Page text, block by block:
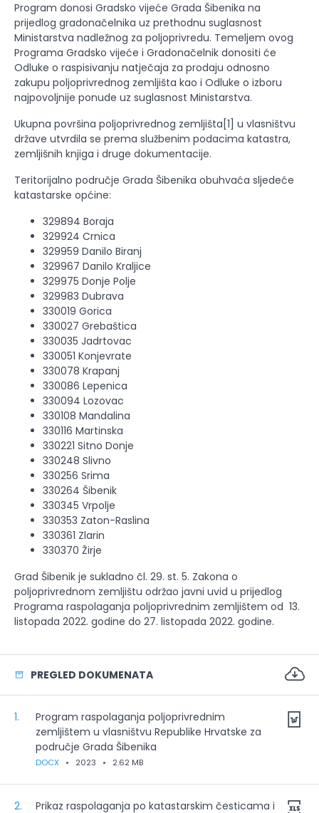
Program donosi Gradsko vijeće Grada Šibenika na
prijedlog gradonačelnika uz prethodnu suglasnost
Ministarstva nadležnog za poljoprivredu. Temeljem ovog
Programa Gradsko vijeće i Gradonačelnik donositi će
Odluke o raspisivanju natječaja za prodaju odnosno
zakupu poljoprivrednog zemljišta kao i Odluke o izboru
najpovoljnije ponude uz suglasnost Ministarstva.
Ukupna površina poljoprivrednog zemljišta[1] u vlasništvu
države utvrdila se prema službenim podacima katastra,
zemljišnih knjiga i druge dokumentacije.
Teritorijalno područje Grada Šibenika obuhvaća sljedeće
katastarske općine:
329894 Boraja
329924 Crnica
329959 Danilo Biranj
329967 Danilo Kraljice
329975 Donje Polje
329983 Dubrava
330019 Gorica
330027 Grebaštica
330035 Jadrtovac
330051 Konjevrate
330078 Krapanj
330086 Lepenica
330094 Lozovac
330108 Mandalina
330116 Martinska
330221 Sitno Donje
330248 Slivno
330256 Srima
330264 Šibenik
330345 Vrpolje
330353 Zaton-Raslina
330361 Zlarin
330370 Žirje
Grad Šibenik je sukladno čl. 29. st. 5. Zakona o
poljoprivrednom zemljištu održao javni uvid u prijedlog
Programa raspolaganja poljoprivrednim zemljištem od 13.
listopada 2022. godine do 27. listopada 2022. godine.
PREGLED DOKUMENATA
1.
Program raspolaganja poljoprivrednim
zemljištem u vlasništvu Republike Hrvatske za
područje Grada Šibenika
DOCX • 2023 • 2.62 MB
2. Prikaz raspolaganja po katastarskim česticama i